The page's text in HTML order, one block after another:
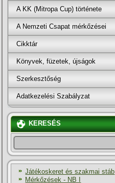
A KK (Mitropa Cup) története
A Nemzeti Csapat mérkőzései
Cikktár
Könyvek, füzetek, újságok
Szerkesztőség
Adatkezelési Szabályzat
KERESÉS
Játékoskeret és szakmai stáb
Mérkőzések - NB I